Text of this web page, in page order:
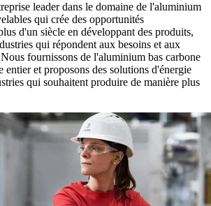
leader dans le domaine de l'aluminium
qui crée des opportunités
d'un siècle en développant des produits,
qui répondent aux besoins et aux
fournissons de l'aluminium bas carbone
entier et proposons des solutions d'énergie
qui souhaitent produire de manière plus